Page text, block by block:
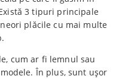
3 tipuri principale
plăcile cu mai multe
cum ar fi lemnul sau
În plus, sunt ușor